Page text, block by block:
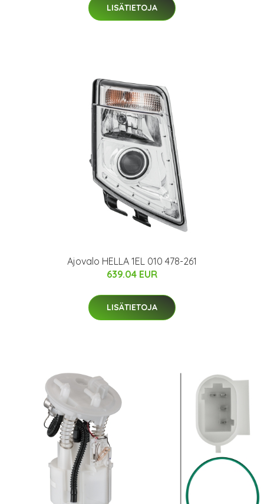
LISÄTIETOJA
Ajovalo HELLA 1EL 010 478-261
639.04 EUR
LISÄTIETOJA